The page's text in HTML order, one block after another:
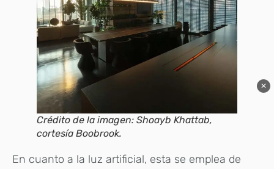
Crédito de la imagen: Shoayb Khattab,
cortesía Boobrook.
En cuanto a la luz artificial, esta se emplea de
✕